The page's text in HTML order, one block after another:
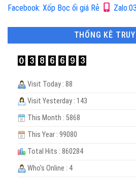
Facebook: Xốp Bọc ổi giá Rẻ
THỐNG KÊ
Visit Today : 88
Visit Yesterday : 143
This Month : 5868
This Year : 99080
Total Hits : 860284
Who's Online : 4